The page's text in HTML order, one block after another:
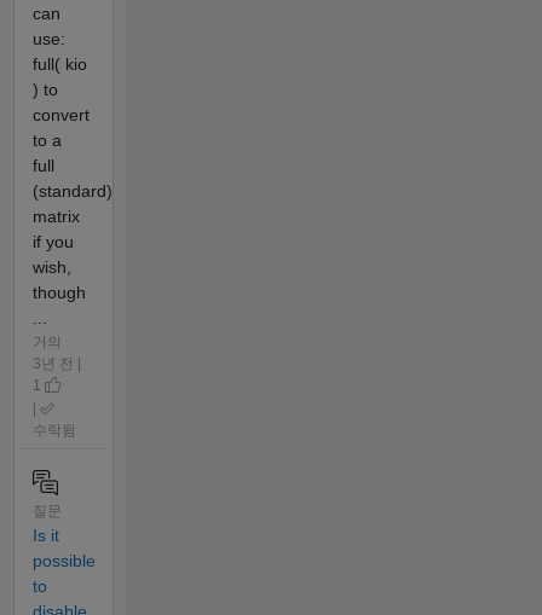
can
use:
full( kio
) to
convert
to a
full
(standard)
matrix
if you
wish,
though
...
거의
3년 전 |
1
수락됨
질문
Is it
possible
to